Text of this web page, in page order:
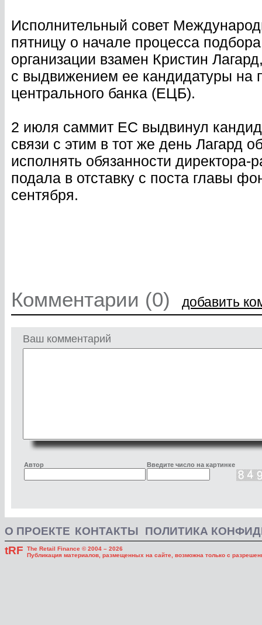
Исполнительный совет
пятницу о начале процесса
организации взамен Кристин
с выдвижением ее кандидатуры на
центрального банка (ЕЦБ).
2 июля саммит ЕС выдвинул
связи с этим в тот же день Лагард
исполнять обязанности
подала в отставку с поста главы
сентября.
Комментарии (0) добавить
Ваш комментарий
Автор Введите число на картинке
О ПРОЕКТЕ КОНТАКТЫ ПОЛИТИКА
The Retail Finance © 2004 – 2026
Публикация материалов, размещенных на сайте, возможна только с
tRF